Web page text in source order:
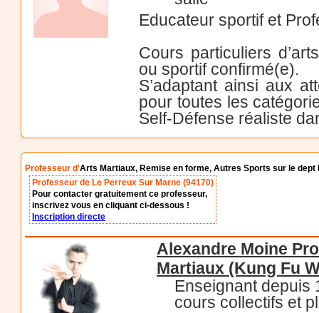
Educateur sportif et
Cours particuliers
ou sportif confirmé(e).
S’adaptant ainsi aux
pour toutes les
Self-Défense réaliste
Professeur d'Arts Martiaux, Remise en forme, Autres Sports sur le dept
Professeur de Le Perreux Sur Marne (94170)
Pour contacter gratuitement ce professeur,
inscrivez vous en cliquant ci-dessous !
Inscription directe
Alexandre Moine
Martiaux (Kung Fu
Enseignant depuis
cours collectifs et